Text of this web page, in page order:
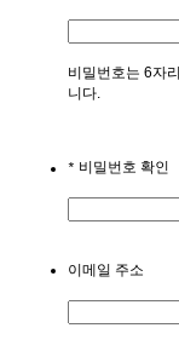
비밀번호는 6자
니다.
* 비밀번호 확인
이메일 주소